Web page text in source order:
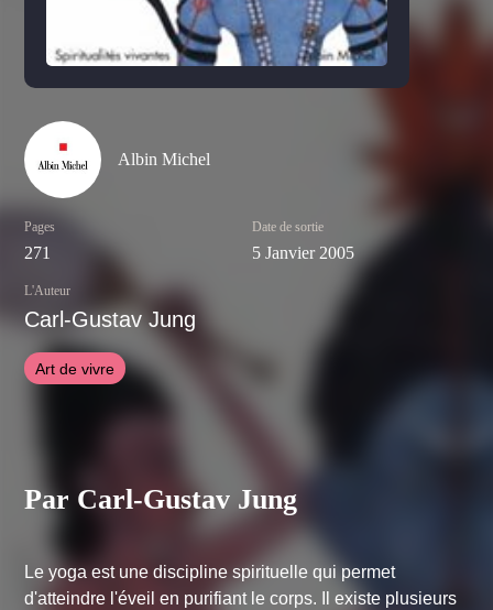
Albin Michel
Pages
271
Date de sortie
5 Janvier 2005
L'Auteur
Carl-Gustav Jung
Art de vivre
Par Carl-Gustav Jung
Le yoga est une discipline spirituelle qui permet
d'atteindre l'éveil en purifiant le corps. Il existe plusieurs